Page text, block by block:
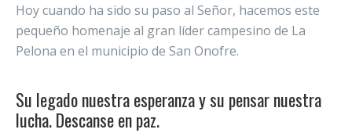
Hoy cuando ha sido su paso al Señor, hacemos este
pequeño homenaje al gran líder campesino de La
Pelona en el municipio de San Onofre.
Su legado nuestra esperanza y su pensar nuestra
lucha. Descanse en paz.